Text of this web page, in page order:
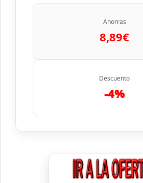
Ahorras
8,89€
Descuento
-4%